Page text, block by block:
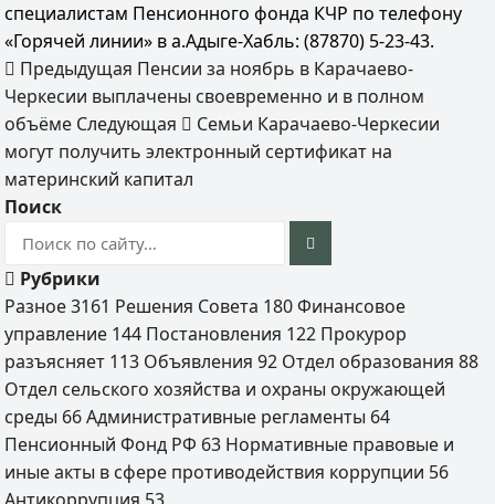
специалистам Пенсионного фонда КЧР по телефону
«Горячей линии» в а.Адыге-Хабль: (87870) 5-23-43.
Предыдущая Пенсии за ноябрь в Карачаево-
Черкесии выплачены своевременно и в полном
объёме Следующая
Семьи Карачаево-Черкесии
могут получить электронный сертификат на
материнский капитал
Поиск
Рубрики
Разное3161 Решения Совета 180 Финансовое
управление 144 Постановления 122 Прокурор
разъясняет 113 Объявления92 Отдел образования88
Отдел сельского хозяйства и охраны окружающей
среды 66 Административные регламенты 64
Пенсионный Фонд РФ 63 Нормативные правовые и
иные акты в сфере противодействия коррупции 56